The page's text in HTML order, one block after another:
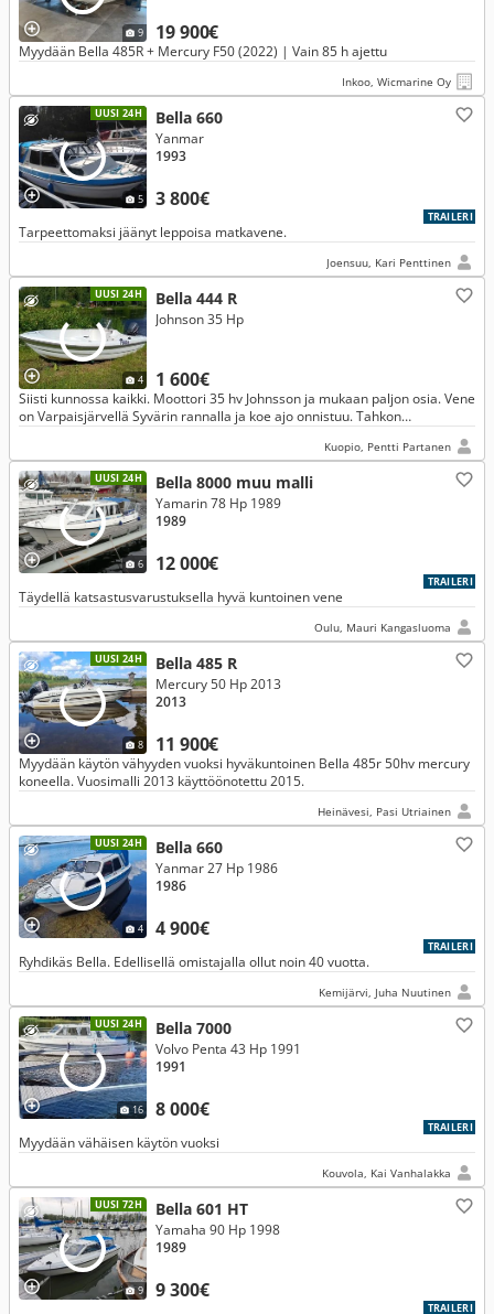
9 19 900€
Myydään Bella 485R + Mercury F50 (2022) | Vain 85 h ajettu
Inkoo, Wicmarine Oy
UUSI 24H
5
Bella 660
3 800€
Yanmar
1993
TRAILERI
Tarpeettomaksi jäänyt leppoisa matkavene.
Joensuu, Kari Penttinen
UUSI 24H
4
Bella 444 R
1 600€
Johnson 35 Hp
Siisti kunnossa kaikki. Moottori 35 hv Johnsson ja mukaan paljon osia. Vene
on Varpaisjärvellä Syvärin rannalla ja koe ajo onnistuu. Tahkon
Kuopio, Pentti Partanen
UUSI 24H
6
Bella 8000 muu malli
12 000€
Yamarin 78 Hp 1989
1989
TRAILERI
Täydellä katsastusvarustuksella hyvä kuntoinen vene
Oulu, Mauri Kangasluoma
UUSI 24H
8
Bella 485 R
11 900€
Mercury 50 Hp 2013
2013
Myydään käytön vähyyden vuoksi hyväkuntoinen Bella 485r 50hv mercury
koneella. Vuosimalli 2013 käyttöönotettu 2015.
Heinävesi, Pasi Utriainen
UUSI 24H
4
Bella 660
4 900€
Yanmar 27 Hp 1986
1986
TRAILERI
Ryhdikäs Bella. Edellisellä omistajalla ollut noin 40 vuotta.
Kemijärvi, Juha Nuutinen
UUSI 24H
16
Bella 7000
8 000€
Volvo Penta 43 Hp 1991
1991
TRAILERI
Myydään vähäisen käytön vuoksi
Kouvola, Kai Vanhalakka
UUSI 72H
9
Bella 601 HT
9 300€
Yamaha 90 Hp 1998
1989
TRAILERI